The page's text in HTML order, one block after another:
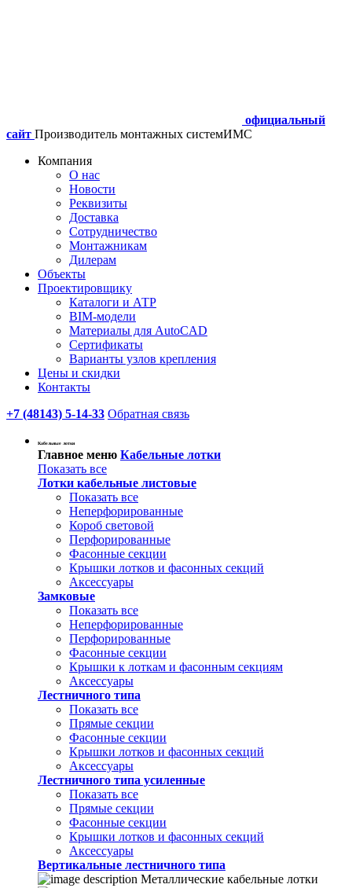
официальный
сайт Производитель монтажных системИМС
Компания
О нас
Новости
Реквизиты
Доставка
Сотрудничество
Монтажникам
Дилерам
Объекты
Проектировщику
Каталоги и АТР
BIM-модели
Материалы для AutoCAD
Сертификаты
Варианты узлов крепления
Цены и скидки
Контакты
+7 (48143) 5-14-33 Обратная связь
Кабельные лотки
Главное меню Кабельные лотки
Показать все
Лотки кабельные листовые
Показать все
Неперфорированные
Короб световой
Перфорированные
Фасонные секции
Крышки лотков и фасонных секций
Аксессуары
Замковые
Показать все
Неперфорированные
Перфорированные
Фасонные секции
Крышки к лоткам и фасонным секциям
Аксессуары
Лестничного типа
Показать все
Прямые секции
Фасонные секции
Крышки лотков и фасонных секций
Аксессуары
Лестничного типа усиленные
Показать все
Прямые секции
Фасонные секции
Крышки лотков и фасонных секций
Аксессуары
Вертикальные лестничного типа
Металлические кабельные лотки